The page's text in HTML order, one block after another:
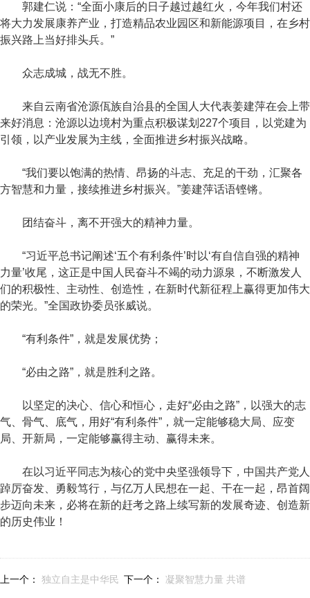
郭建仁说：“全面小康后的日子越过越红火，今年我们村还
将大力发展康养产业，打造精品农业园区和新能源项目，在乡村
振兴路上当好排头兵。”
众志成城，战无不胜。
来自云南省沧源佤族自治县的全国人大代表姜建萍在会上带
来好消息：沧源以边境村为重点积极谋划227个项目，以党建为
引领，以产业发展为主线，全面推进乡村振兴战略。
“我们要以饱满的热情、昂扬的斗志、充足的干劲，汇聚各
方智慧和力量，接续推进乡村振兴。”姜建萍话语铿锵。
团结奋斗，离不开强大的精神力量。
“习近平总书记阐述‘五个有利条件’时以‘有自信自强的精神
力量’收尾，这正是中国人民奋斗不竭的动力源泉，不断激发人
们的积极性、主动性、创造性，在新时代新征程上赢得更加伟大
的荣光。”全国政协委员张威说。
“有利条件”，就是发展优势；
“必由之路”，就是胜利之路。
以坚定的决心、信心和恒心，走好“必由之路”，以强大的志
气、骨气、底气，用好“有利条件”，就一定能够稳大局、应变
局、开新局，一定能够赢得主动、赢得未来。
在以习近平同志为核心的党中央坚强领导下，中国共产党人
踔厉奋发、勇毅笃行，与亿万人民想在一起、干在一起，昂首阔
步迈向未来，必将在新的赶考之路上续写新的发展奇迹、创造新
的历史伟业！
上一个： 独立自主是中华民 下一个：凝聚智慧力量 共谱